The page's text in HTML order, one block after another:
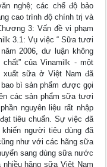
nghệ; các chế độ bảo
cao trình độ chính trị và
3: Vấn đề vi phạm
3.1: Vụ việc “ Sữa tươi
2006, dư luận không
của Vinamilk - một
xuất sữa ở Việt Nam đã
bì sản phẩm được gọi
các sản phẩm sữa tươi
nguyên liệu rất nhập
tiêu chuẩn. Sự việc đã
người tiêu dùng đã
như với các hãng sữa
sang dùng sữa nước
nhiều hãng sữa Việt Nam